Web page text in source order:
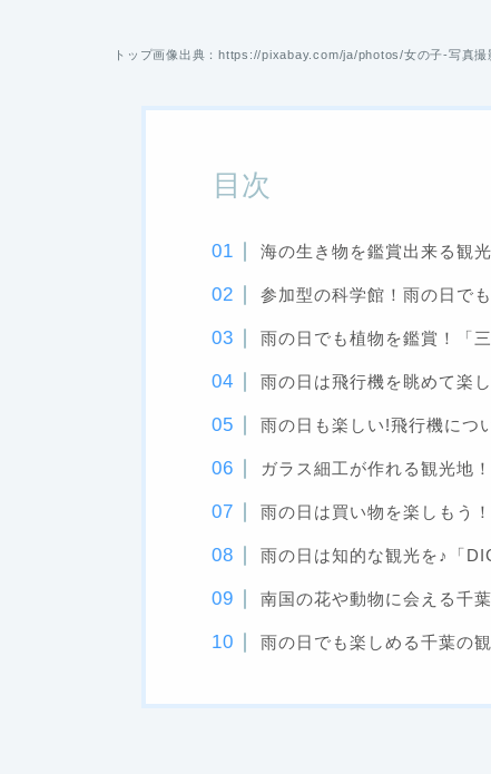
トップ画像出典：https://pixabay.com/ja/photos/女の子-写真
目次
海の生き物を鑑賞出来る観
参加型の科学館！雨の日で
雨の日でも植物を鑑賞！「
雨の日は飛行機を眺めて楽
雨の日も楽しい!飛行機につ
ガラス細工が作れる観光地
雨の日は買い物を楽しもう
雨の日は知的な観光を♪「
南国の花や動物に会える千
雨の日でも楽しめる千葉の